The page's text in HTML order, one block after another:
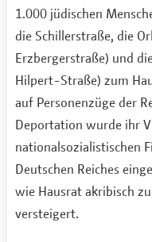
1.000 jüdischen
die Schillerstraße, die
Erzbergerstraße) und
Hilpert-Straße) zum
auf Personenzüge der
Deportation wurde ihr
nationalsozialistischen
Deutschen Reiches
wie Hausrat akribisch
versteigert.